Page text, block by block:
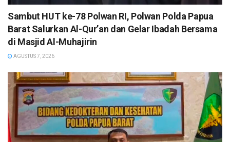
Sambut HUT ke-78 Polwan RI, Polwan Polda Papua
Barat Salurkan Al-Qur’an dan Gelar Ibadah Bersama
di Masjid Al-Muhajirin
AGUSTUS 7, 2026